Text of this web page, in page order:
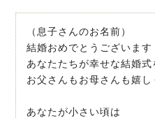
（息子さんのお名前）
結婚おめでとうございます
あなたたちが幸せな結婚式
お父さんもお母さんも嬉し
あなたが小さい頃は